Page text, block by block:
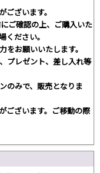
ざいます。
ご確認の上、ご購入いた
ください。
お願いいたします。
プレゼント、差し入れ等
のみで、販売となりま
ございます。ご移動の際